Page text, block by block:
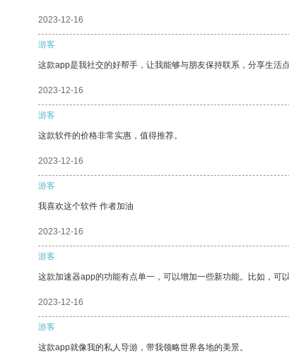
2023-12-16
游客
这款app是我社交的好帮手，让我能够与朋友保持联系，分享生活点
2023-12-16
游客
这款软件的价格非常实惠，值得推荐。
2023-12-16
游客
我喜欢这个软件 作者加油
2023-12-16
游客
这款加速器app的功能有点单一，可以增加一些新功能。比如，可
2023-12-16
游客
这款app就像我的私人导游，带我领略世界各地的美景。